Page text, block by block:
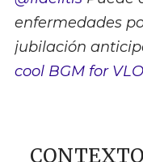
enfermedades
jubilación
cool BGM for